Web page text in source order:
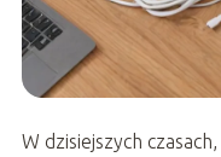
W dzisiejszych